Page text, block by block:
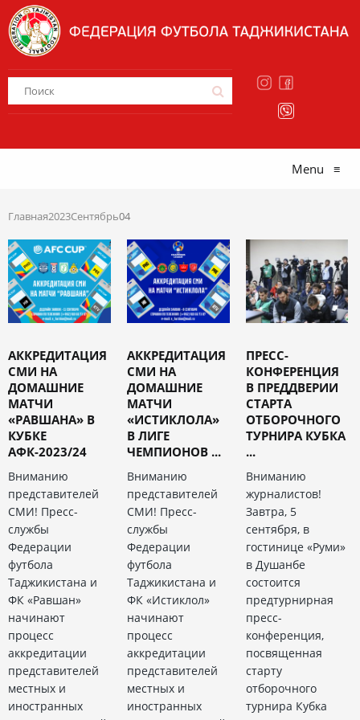
Menu ≡
Главная2023Сентябрь04
АККРЕДИТАЦИЯ
СМИ НА
ДОМАШНИЕ
МАТЧИ
«РАВШАНА» В
КУБКЕ
АФК-2023/24
Вниманию
представителей
СМИ! Пресс-
службы
Федерации
футбола
Таджикистана и
ФК «Равшан»
начинают
процесс
аккредитации
представителей
местных и
иностранных
АККРЕДИТАЦИЯ
СМИ НА
ДОМАШНИЕ
МАТЧИ
«ИСТИКЛОЛА»
В ЛИГЕ
ЧЕМПИОНОВ ...
Вниманию
представителей
СМИ! Пресс-
службы
Федерации
футбола
Таджикистана и
ФК «Истиклол»
начинают
процесс
аккредитации
представителей
местных и
иностранных
ПРЕСС-
КОНФЕРЕНЦИЯ
В ПРЕДДВЕРИИ
СТАРТА
ОТБОРОЧНОГО
ТУРНИРА КУБКА
...
Вниманию
журналистов!
Завтра, 5
сентября, в
гостинице «Руми»
в Душанбе
состоится
предтурнирная
пресс-
конференция,
посвященная
старту
отборочного
турнира Кубка